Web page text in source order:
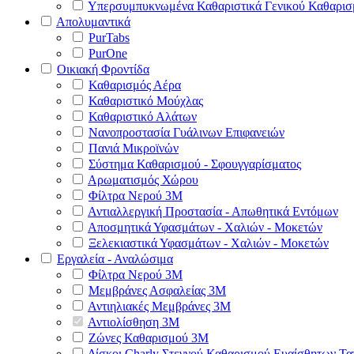
Υπερσυμπυκνωμένα Καθαριστικά Γενικού
Απολυμαντικά
PurTabs
PurOne
Οικιακή Φροντίδα
Καθαρισμός Αέρα
Καθαριστικό Μούχλας
Καθαριστικό Αλάτων
Νανοπροστασία Γυάλινων Επιφανειών
Πανιά Μικροϊνών
Σύστημα Καθαρισμού - Σφουγγαρίσματος
Αρωματισμός Χώρου
Φίλτρα Νερού 3Μ
Αντιαλλεργική Προστασία - Απωθητικά Εντόμων
Αποσμητικά Υφασμάτων - Χαλιών - Μοκετών
Ξελεκιαστικά Υφασμάτων - Χαλιών - Μοκετών
Εργαλεία - Αναλώσιμα
Φίλτρα Νερού 3Μ
Μεμβράνες Ασφαλείας 3Μ
Αντιηλιακές Μεμβράνες 3Μ
Αντιολίσθηση 3Μ
Ζώνες Καθαρισμού 3Μ